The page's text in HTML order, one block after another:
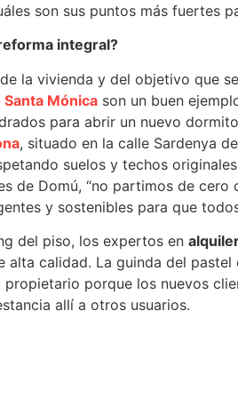
son sus puntos más fuertes
integral?
la vivienda y del objetivo que
Mónica son un buen
para abrir un nuevo
, situado en la calle Sardenya
suelos y techos
de Domú, “no partimos de
y sostenibles para que
del piso, los expertos en
calidad. La guinda del
porque los nuevos
allí a otros usuarios.